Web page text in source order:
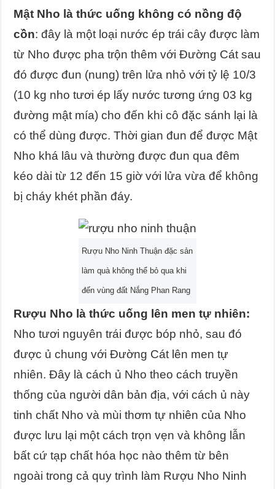
Mật Nho là thức uống không có nồng độ
cồn: đây là một loại nước ép trái cây được làm
từ Nho được pha trộn thêm với Đường Cát sau
đó được đun (nung) trên lửa nhỏ với tỷ lệ 10/3
(10 kg nho tươi ép lấy nước tương ứng 03 kg
đường mật mía) cho đến khi cô đặc sánh lại là
có thể dùng được. Thời gian đun để được Mật
Nho khá lâu và thường được đun qua đêm
kéo dài từ 12 đến 15 giờ với lửa vừa để không
bị cháy khét phần đáy.
Rượu Nho Ninh Thuận đặc sản
làm quà không thể bỏ qua khi
đến vùng đất Nắng Phan Rang
Rượu Nho là thức uống lên men tự nhiên:
Nho tươi nguyên trái được bóp nhỏ, sau đó
được ủ chung với Đường Cát lên men tự
nhiên. Đây là cách ủ Nho theo cách truyền
thống của người dân bản địa, với cách ủ này
tinh chất Nho và mùi thơm tự nhiên của Nho
được lưu lại một cách trọn vẹn và không lẫn
bất cứ tạp chất hóa học nào thêm từ bên
ngoài trong cả quy trình làm Rượu Nho Ninh